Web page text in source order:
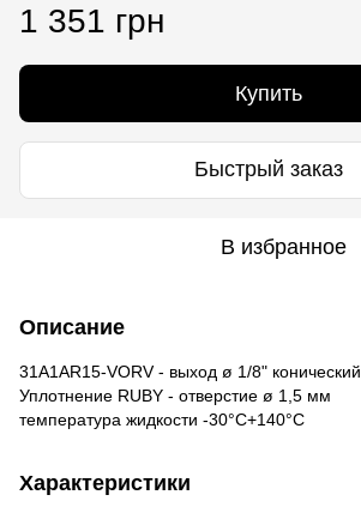
1 351 грн
Купить
Быстрый заказ
В избранное
Описание
31A1AR15-VORV - выход ø 1/8" конический
Уплотнение RUBY - отверстие ø 1,5 мм
температура жидкости -30°C+140°C
Характеристики